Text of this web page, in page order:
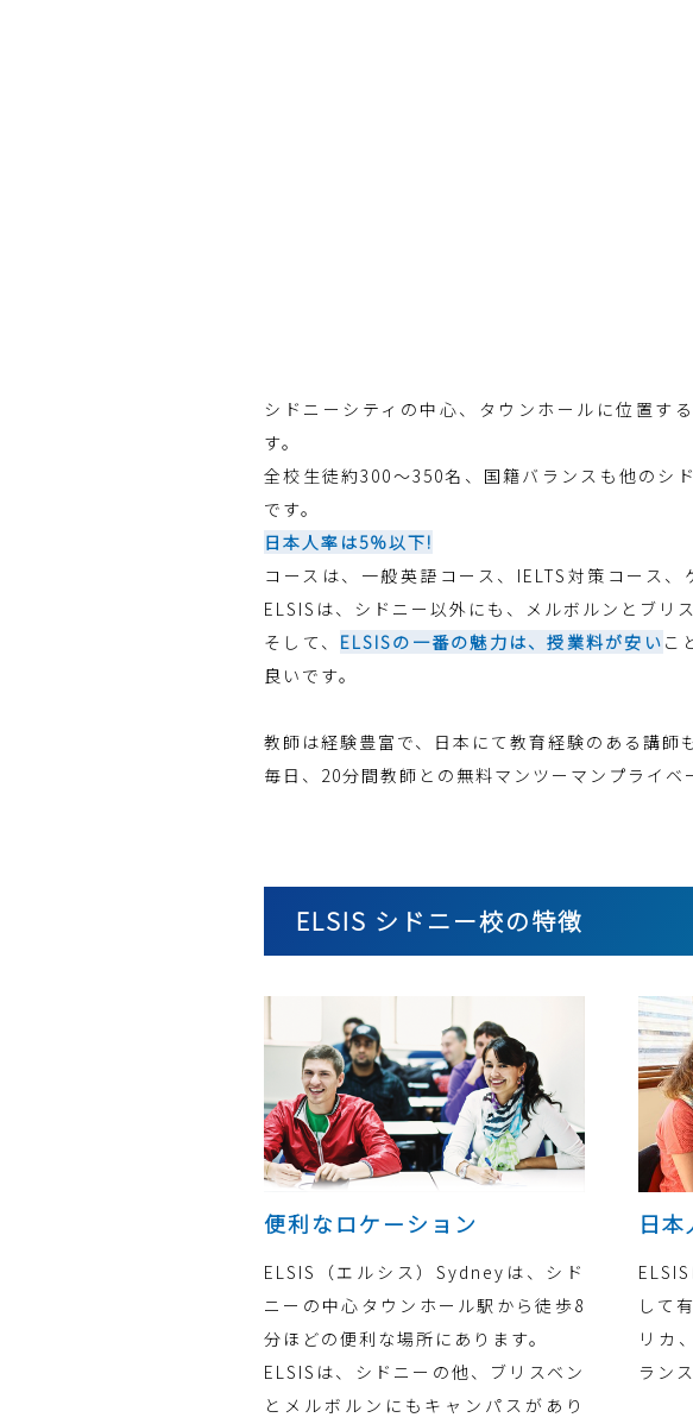
シドニーシティの中心、タウンホールに位置す
す。
全校生徒約300～350名、国籍バランスも他のシ
です。
日本人率は5%以下!
コースは、一般英語コース、IELTS対策コース
ELSISは、シドニー以外にも、メルボルンとブリ
そして、 ELSISの一番の魅力は、授業料が安い こ
良いです。
教師は経験豊富で、日本にて教育経験のある講師
毎日、20分間教師との無料マンツーマンプライベ
ELSIS シドニー校の特徴
便利なロケーション
ELSIS（エルシス）Sydneyは、シド
ニーの中心タウンホール駅から徒歩8
分ほどの便利な場所にあります。
ELSISは、シドニーの他、ブリスベン
とメルボルンにもキャンパスがあり
日
して
リカ
ラン